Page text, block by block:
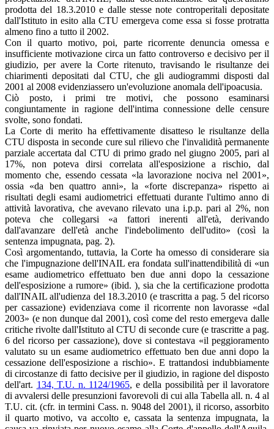
prodotta del 18.3.2010 e dalle stesse note controperitali depositate
dall'Istituto in esito alla CTU emergeva come essa si fosse protratta
almeno fino a tutto il 2002.
Con il quarto motivo, poi, parte ricorrente denuncia omessa e
insufficiente motivazione circa un fatto controverso e decisivo per il
giudizio, per avere la Corte ritenuto, travisando le risultanze dei
chiarimenti depositati dal CTU, che gli audiogrammi disposti dal
2001 al 2008 evidenziassero un'evoluzione anomala dell'ipoacusia.
Ciò posto, i primi tre motivi, che possono esaminarsi
congiuntamente in ragione dell'intima connessione delle censure
svolte, sono fondati.
La Corte di merito ha effettivamente disatteso le risultanze della
CTU disposta in seconde cure sul rilievo che l'invalidità permanente
parziale accertata dal CTU di primo grado nel giugno 2005, pari al
17%, non poteva dirsi correlata all'esposizione a rischio, dal
momento che, essendo cessata «la lavorazione nociva nel 2001»,
ossia «da ben quattro anni», la «forte discrepanza» rispetto ai
risultati degli esami audiometrici effettuati durante l'ultimo anno di
attività lavorativa, che avevano rilevato una i.p.p. pari al 2%, non
poteva che collegarsi «a fattori inerenti all'età, derivando
dall'avanzare dell'età anche l'indebolimento dell'udito» (così la
sentenza impugnata, pag. 2).
Così argomentando, tuttavia, la Corte ha omesso di considerare sia
che l'impugnazione dell'INAIL era fondata sull'inattendibilità di «un
esame audiometrico effettuato ben due anni dopo la cessazione
dell'esposizione a rumore» (ibid. ), sia che la certificazione prodotta
dall'INAIL all'udienza del 18.3.2010 (e trascritta a pag. 5 del ricorso
per cassazione) evidenziava come il ricorrente non lavorasse «dal
2003» (e non dunque dal 2001), così come del resto emergeva dalle
critiche rivolte dall'Istituto al CTU di seconde cure (e trascritte a pag.
6 del ricorso per cassazione), dove si contestava «il peggioramento
valutato su un esame audiometrico effettuato ben due anni dopo la
cessazione dell'esposizione a rischio». E trattandosi indubbiamente
di circostanze di fatto decisive per il giudizio, in ragione del disposto
dell'art. 134, T.U. n. 1124/1965, e della possibilità per il lavoratore
di avvalersi delle presunzioni favorevoli di cui alla Tabella all. n. 4 al
T.U. cit. (cfr. in termini Cass. n. 9048 del 2001), il ricorso, assorbito
il quarto motivo, va accolto e, cassata la sentenza impugnata, la